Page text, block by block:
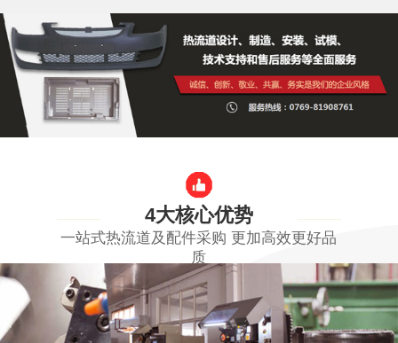
4大核心优势
一站式热流道及配件采购 更加高效更好品
质